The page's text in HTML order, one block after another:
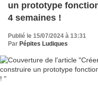
un prototype
4 semaines !
Publié le 15/07/2024 à 13:31
Par Pépites Ludiques